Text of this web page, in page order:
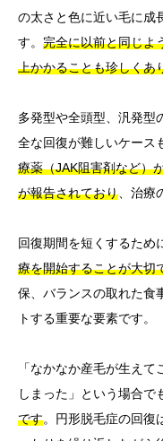
の太さと色に近い毛に成
す。 完全に以前と同じよ
上かかることも珍しくあ
多発型や全頭型、汎発型
全な回復が難しいケース
療薬（JAK阻害剤など）
が報告されており 、治
回復期間を短くするため
療を開始することが大切
保、バランスの取れた食
トする重要な要素です。
「なかなか産毛が生え
しまった」という場合で
です。円形脱毛症の回復